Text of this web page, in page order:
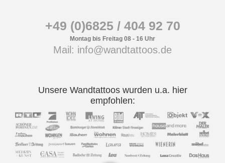
+49 (0)6825 / 404 92 70
Montag bis Freitag 08 - 16 Uhr
Mail: info@wandtattoos.de
Unsere Wandtattoos wurden u.a. hier
empfohlen: